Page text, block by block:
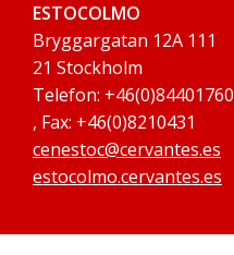
ESTOCOLMO
Bryggargatan 12A 111
21 Stockholm
Telefon: +46(0)84401760
, Fax: +46(0)8210431
cenestoc@cervantes.es
estocolmo.cervantes.es